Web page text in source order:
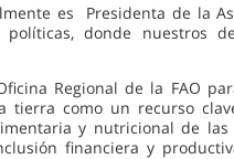
es Presidenta de la
donde nuestros
Regional de la FAO
como un recurso
y nutricional de
financiera y